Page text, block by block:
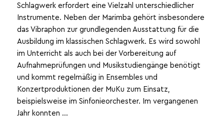
Schlagwerk erfordert eine Vielzahl unterschiedlicher
Instrumente. Neben der Marimba gehört insbesondere
das Vibraphon zur grundlegenden Ausstattung für die
Ausbildung im klassischen Schlagwerk. Es wird sowohl
im Unterricht als auch bei der Vorbereitung auf
Aufnahmeprüfungen und Musikstudiengänge benötigt
und kommt regelmäßig in Ensembles und
Konzertproduktionen der MuKu zum Einsatz,
beispielsweise im Sinfonieorchester. Im vergangenen
Jahr konnten ...